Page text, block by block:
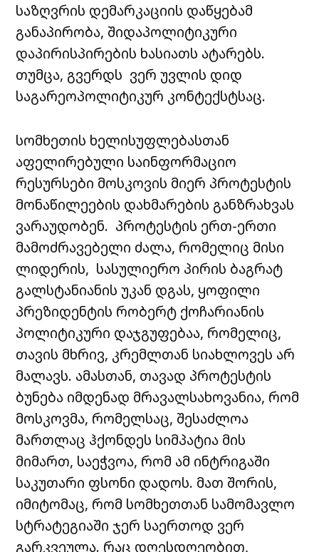
საზღვრის დემარკაციის დაწყებამ
განაპირობა, შიდაპოლიტიკური
დაპირისპირების ხასიათს ატარებს.
თუმცა, გვერდს ვერ უვლის დიდ
საგარეოპოლიტიკურ კონტექსტსაც.
სომხეთის ხელისუფლებასთან
აფელირებული საინფორმაციო
რესურსები მოსკოვის მიერ პროტესტის
მონაწილეების დახმარების განზრახვას
ვარაუდობენ. პროტესტის ერთ-ერთი
მამოძრავებელი ძალა, რომელიც მისი
ლიდერის, სასულიერო პირის ბაგრატ
გალსტანიანის უკან დგას, ყოფილი
პრეზიდენტის რობერტ ქოჩარიანის
პოლიტიკური დაჯგუფებაა, რომელიც,
თავის მხრივ, კრემლთან სიახლოვეს არ
მალავს. ამასთან, თავად პროტესტის
ბუნება იმდენად მრავალსახოვანია, რომ
მოსკოვმა, რომელსაც, შესაძლოა
მართლაც ჰქონდეს სიმპატია მის
მიმართ, საეჭვოა, რომ ამ ინტრიგაში
საკუთარი ფსონი დადოს. მათ შორის,
იმიტომაც, რომ სომხეთთან სამომავლო
სტრატეგიაში ჯერ საერთოდ ვერ
გარკვეულა. რაც დღესდღეობით,